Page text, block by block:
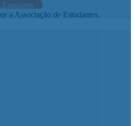
Estudantes
a Associação de Estudantes.